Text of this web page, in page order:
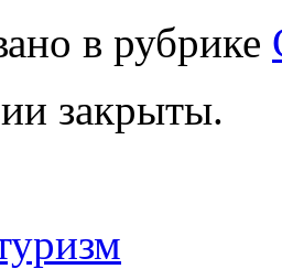
в рубрике
закрыты.